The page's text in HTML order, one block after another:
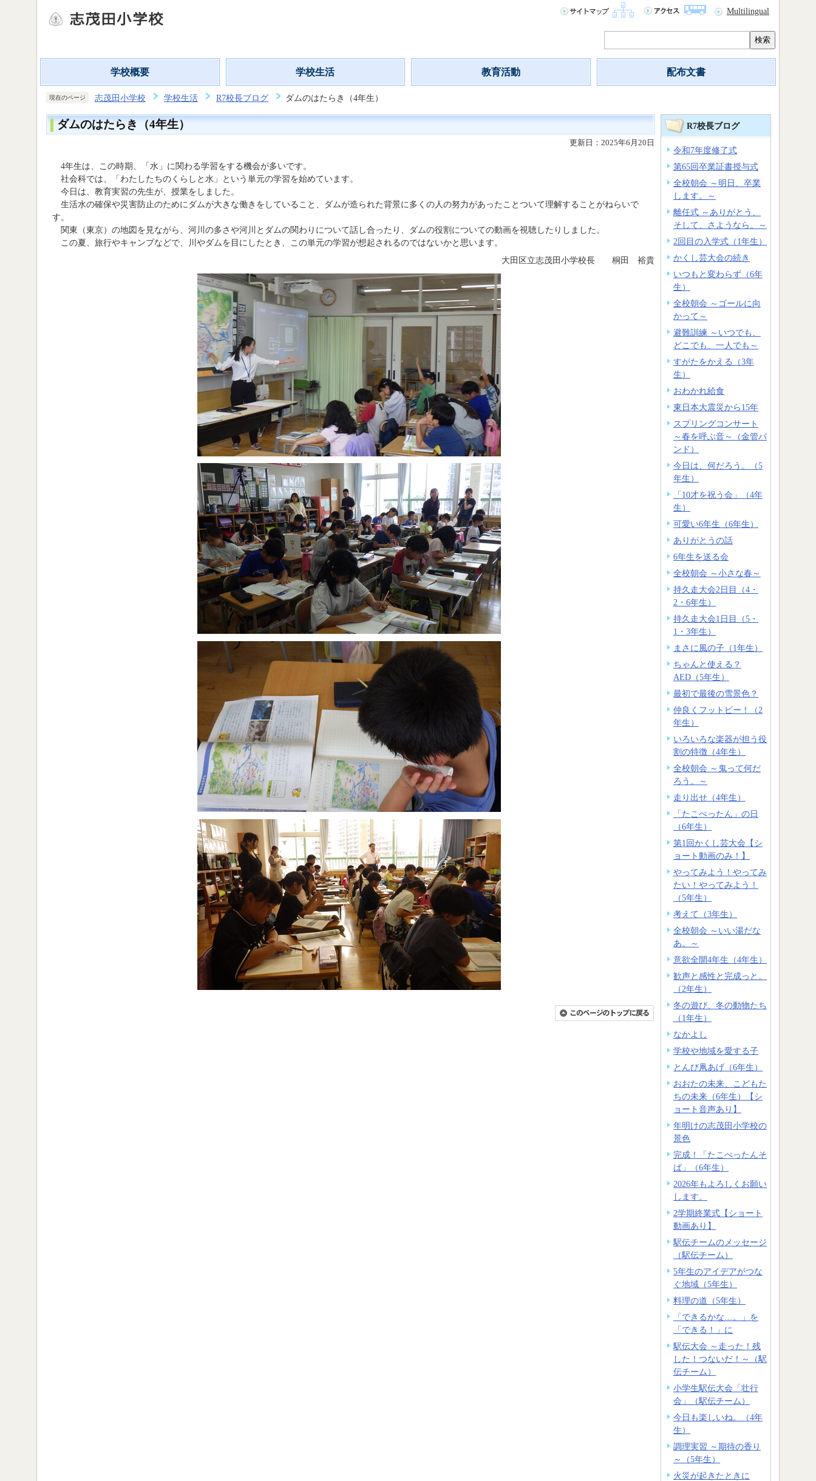
Multilingual
検索
学校概要 学校生活 教育活動 配布文書
現在のページ 志茂田小学校 学校生活 R7校長ブログ ダムのはたらき（4年生）
ダムのはたらき（4年生）
更新日：2025年6月20日
4年生は、この時期、「水」に関わる学習をする機会が多いです。
社会科では、「わたしたちのくらしと水」という単元の学習を始めています。
今日は、教育実習の先生が、授業をしました。
生活水の確保や災害防止のためにダムが大きな働きをしていること、ダムが造られた背景に多くの人の努力があったことついて理解することがねらいで
す。
関東（東京）の地図を見ながら、河川の多さや河川とダムの関わりについて話し合ったり、ダムの役割についての動画を視聴したりしました。
この夏、旅行やキャンプなどで、川やダムを目にしたとき、この単元の学習が想起されるのではないかと思います。
大田区立志茂田小学校長 桐田 裕貴
R7校長ブログ
令和7年度修了式
第65回卒業証書授与式
全校朝会 ～明日、卒業
します。～
離任式 ～ありがとう、
そして、さようなら。～
2回目の入学式（1年生）
かくし芸大会の続き
いつもと変わらず（6年
生）
全校朝会 ～ゴールに向
かって～
避難訓練 ～いつでも、
どこでも、一人でも～
すがたをかえる（3年
生）
おわかれ給食
東日本大震災から15年
スプリングコンサート
～春を呼ぶ音～（金管バ
ンド）
今日は、何だろう。（5
年生）
「10才を祝う会」（4年
生）
可愛い6年生（6年生）
ありがとうの話
6年生を送る会
全校朝会 ～小さな春～
持久走大会2日目（4・
2・6年生）
持久走大会1日目（5・
1・3年生）
まさに風の子（1年生）
ちゃんと使える？
AED（5年生）
最初で最後の雪景色？
仲良くフットビー！（2
年生）
いろいろな楽器が担う役
割の特徴（4年生）
全校朝会 ～鬼って何だ
ろう。～
走り出せ（4年生）
「たこぺったん」の日
（6年生）
第1回かくし芸大会【シ
ョート動画のみ！】
やってみよう！やってみ
たい！やってみよう！
（5年生）
考えて（3年生）
全校朝会 ～いい湯だな
あ。～
意欲全開4年生（4年生）
歓声と感性と完成っと。
（2年生）
冬の遊び、冬の動物たち
（1年生）
なかよし
学校や地域を愛する子
とんび凧あげ（6年生）
おおたの未来、こどもた
ちの未来（6年生）【シ
ョート音声あり】
年明けの志茂田小学校の
景色
完成！「たこぺったんそ
ば」（6年生）
2026年もよろしくお願い
します。
2学期終業式【ショート
動画あり】
駅伝チームのメッセージ
（駅伝チーム）
5年生のアイデアがつな
ぐ地域（5年生）
料理の道（5年生）
「できるかな…。」を
「できる！」に
駅伝大会 ～走った！残
した！つないだ！～（駅
伝チーム）
小学生駅伝大会「壮行
会」（駅伝チーム）
今日も楽しいね。（4年
生）
調理実習 ～期待の香り
～（5年生）
火災が起きたときに